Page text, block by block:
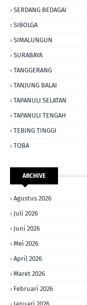
SERDANG BEDAGAI
SIBOLGA
SIMALUNGUN
SURABAYA
TANGGERANG
TANJUNG BALAI
TAPANULI SELATAN
TAPANULI TENGAH
TEBING TINGGI
TOBA
ARCHIVE
Agustus 2026
Juli 2026
Juni 2026
Mei 2026
April 2026
Maret 2026
Februari 2026